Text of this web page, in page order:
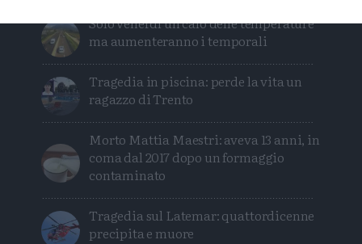
Solo venerdì un calo delle temperature
ma aumenteranno i temporali
Tragedia in piscina: perde la vita un
ragazzo di Trento
Morto Mattia Maestri: aveva 13 anni, in
coma dal 2017 dopo un formaggio
contaminato
Tragedia sul Latemar: quattordicenne
precipita e muore